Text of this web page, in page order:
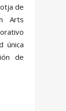
de
Arts
única
de